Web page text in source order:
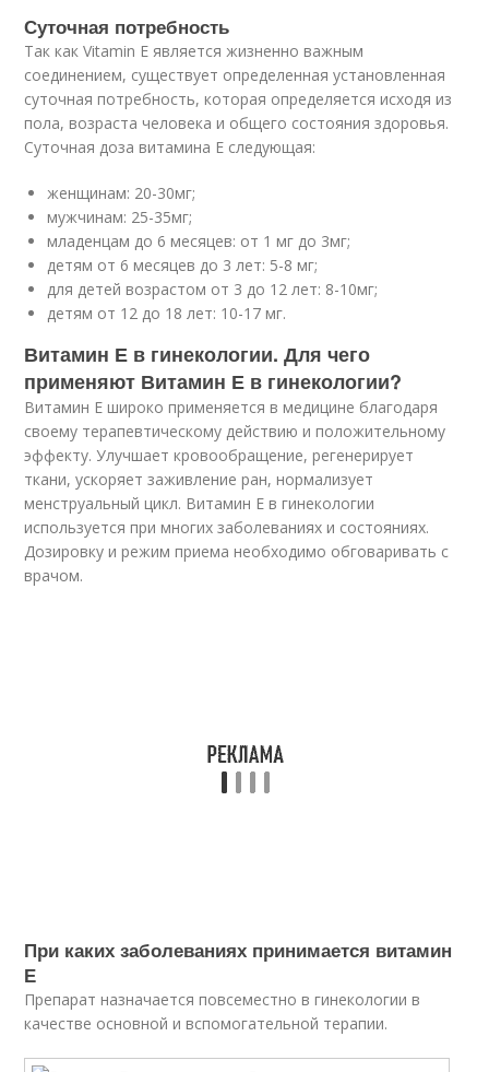
Суточная потребность
Так как Vitamin E является жизненно важным
соединением, существует определенная установленная
суточная потребность, которая определяется исходя из
пола, возраста человека и общего состояния здоровья.
Суточная доза витамина Е следующая:
женщинам: 20-30мг;
мужчинам: 25-35мг;
младенцам до 6 месяцев: от 1 мг до 3мг;
детям от 6 месяцев до 3 лет: 5-8 мг;
для детей возрастом от 3 до 12 лет: 8-10мг;
детям от 12 до 18 лет: 10-17 мг.
Витамин Е в гинекологии. Для чего
применяют Витамин Е в гинекологии?
Витамин Е широко применяется в медицине благодаря
своему терапевтическому действию и положительному
эффекту. Улучшает кровообращение, регенерирует
ткани, ускоряет заживление ран, нормализует
менструальный цикл. Витамин Е в гинекологии
используется при многих заболеваниях и состояниях.
Дозировку и режим приема необходимо обговаривать с
врачом.
При каких заболеваниях принимается витамин
Е
Препарат назначается повсеместно в гинекологии в
качестве основной и вспомогательной терапии.